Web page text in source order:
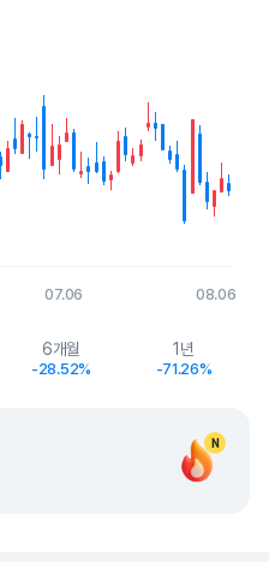
07.06 08.06
6개월
-28.52%
1년
-71.26%
N